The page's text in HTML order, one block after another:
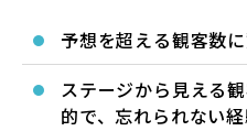
予想を超える観客数
ステージから見える
的で、忘れられない